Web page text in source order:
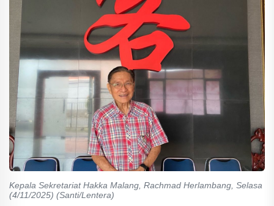
Kepala Sekretariat Hakka Malang, Rachmad Herlambang, Selasa
(4/11/2025) (Santi/Lentera)